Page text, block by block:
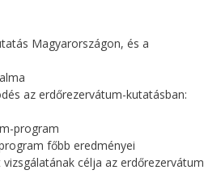
Magyarországon, és a
az erdőrezervátum-kutatásban:
program
főbb eredményei
célja az erdőrezervátum